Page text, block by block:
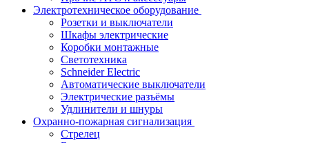
Электротехническое оборудование
Розетки и выключатели
Шкафы электрические
Коробки монтажные
Светотехника
Schneider Electric
Автоматические выключатели
Электрические разъёмы
Удлинители и шнуры
Охранно-пожарная сигнализация
Стрелец